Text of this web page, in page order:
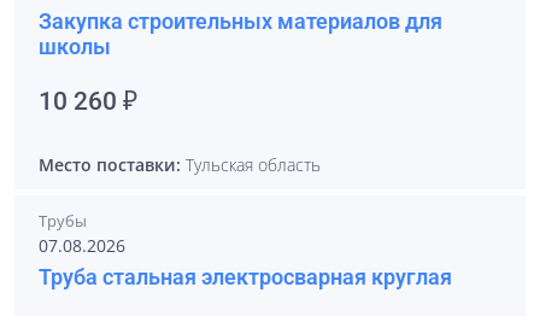
Закупка строительных материалов для
школы
10 260 ₽
Место поставки: Тульская область
Трубы
07.08.2026
Труба стальная электросварная круглая